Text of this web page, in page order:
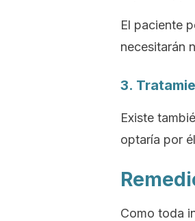
El paciente
necesitarán
3.
Existe
optaría por
Como toda